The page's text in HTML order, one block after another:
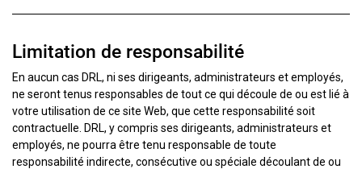
Limitation de responsabilité
En aucun cas DRL, ni ses dirigeants, administrateurs et employés,
ne seront tenus responsables de tout ce qui découle de ou est lié à
votre utilisation de ce site Web, que cette responsabilité soit
contractuelle. DRL, y compris ses dirigeants, administrateurs et
employés, ne pourra être tenu responsable de toute
responsabilité indirecte, consécutive ou spéciale découlant de ou